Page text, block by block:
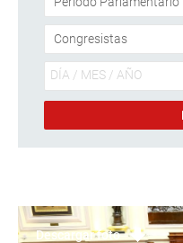
Descargar foto